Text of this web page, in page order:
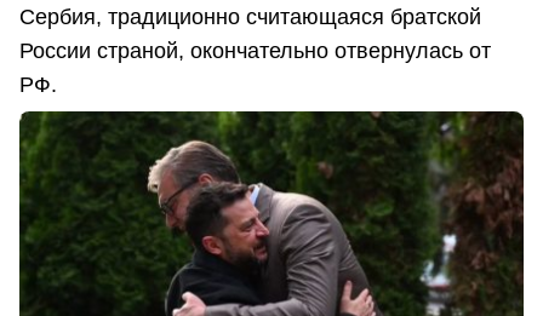
Сербия, традиционно считающаяся братской
России страной, окончательно отвернулась от
РФ.